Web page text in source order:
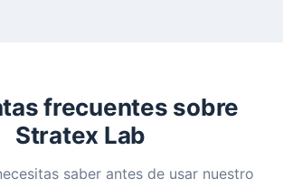
frecuentes sobre
Stratex Lab
saber antes de usar nuestro